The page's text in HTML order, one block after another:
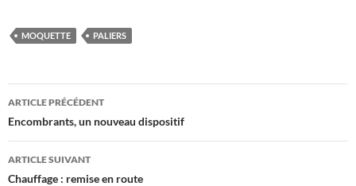
MOQUETTE PALIERS
Navigation
des
articles
ARTICLE PRÉCÉDENT
Encombrants, un nouveau dispositif
ARTICLE SUIVANT
Chauffage : remise en route